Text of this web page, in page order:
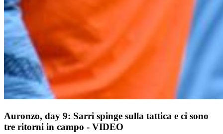
Auronzo, day 9: Sarri spinge sulla tattica e ci sono
tre ritorni in campo - VIDEO